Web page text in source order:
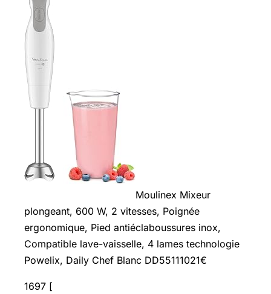
Moulinex Mixeur
plongeant, 600 W, 2 vitesses, Poignée
ergonomique, Pied antiéclaboussures inox,
Compatible lave-vaisselle, 4 lames technologie
Powelix, Daily Chef Blanc DD55111021€
1697 [